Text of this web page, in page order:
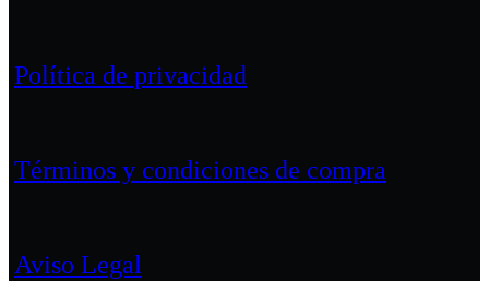
Política de privacidad
Términos y condiciones de compra
Aviso Legal